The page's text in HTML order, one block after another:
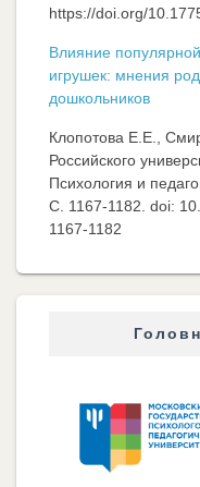
https://doi.org/
Влияние
игрушек: мнения
дошкольников
Клопотова Е.Е.,
Российского
Психология и
C. 1167-1182. doi:
1167-1182